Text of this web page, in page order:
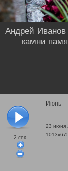
2 сек.
Июнь
23 июня
Андрей
камни